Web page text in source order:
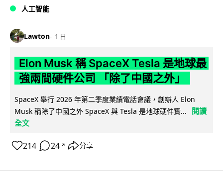
人工智能
Lawton 1 日
Elon Musk 稱 SpaceX Tesla 是地球最
強兩間硬件公司 「除了中國之外」
SpaceX 舉行 2026 年第二季度業績電話會議，創辦人 Elon
Musk 稱除了中國之外 SpaceX 與 Tesla 是地球硬件實...
閱讀
全文
214 24 ↗ 分享